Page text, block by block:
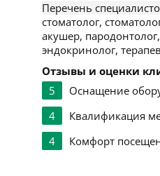
Перечень
стоматолог,
акушер,
эндокринолог,
Отзывы и оценки
5
Оснащение
4
Квалификация
4
Комфорт